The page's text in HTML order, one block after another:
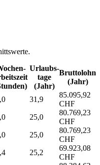
Urlaubs­
tage
(Jahr)
Bruttolohn
(Jahr)
31,9
85.095,92
CHF
25,0
80.769,23
CHF
25,0
80.769,23
CHF
25,2
69.923,08
CHF